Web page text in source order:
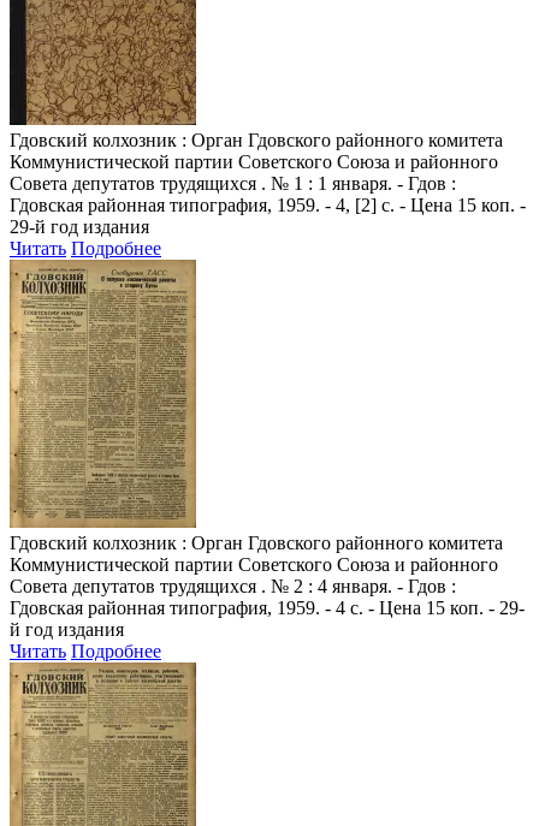
Гдовский колхозник : Орган Гдовского районного комитета
Коммунистической партии Советского Союза и районного
Совета депутатов трудящихся . № 1 : 1 января. - Гдов :
Гдовская районная типография, 1959. - 4, [2] с. - Цена 15 коп. -
29-й год издания
Читать Подробнее
Гдовский колхозник : Орган Гдовского районного комитета
Коммунистической партии Советского Союза и районного
Совета депутатов трудящихся . № 2 : 4 января. - Гдов :
Гдовская районная типография, 1959. - 4 с. - Цена 15 коп. - 29-
й год издания
Читать Подробнее